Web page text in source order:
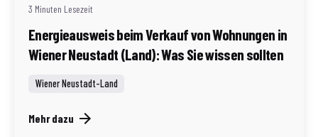
3 Minuten Lesezeit
Energieausweis beim Verkauf von Wohnungen in
Wiener Neustadt (Land): Was Sie wissen sollten
Wiener Neustadt-Land
Mehr dazu